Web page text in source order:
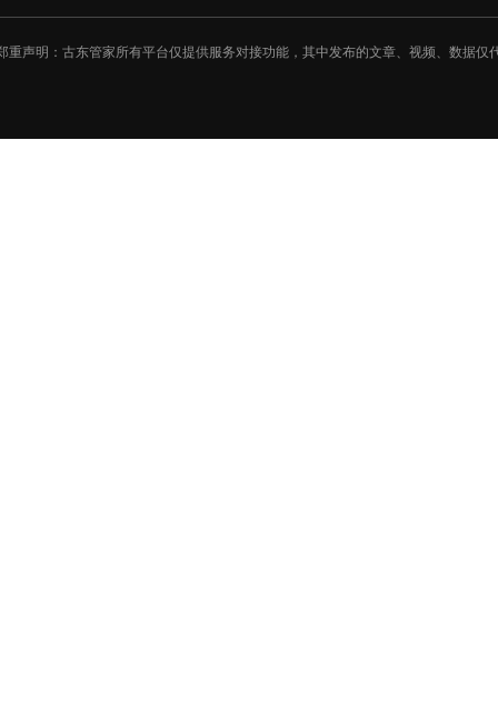
重声明：古东管家所有平台仅提供服务对接功能，其中发布的文章、视频、数据